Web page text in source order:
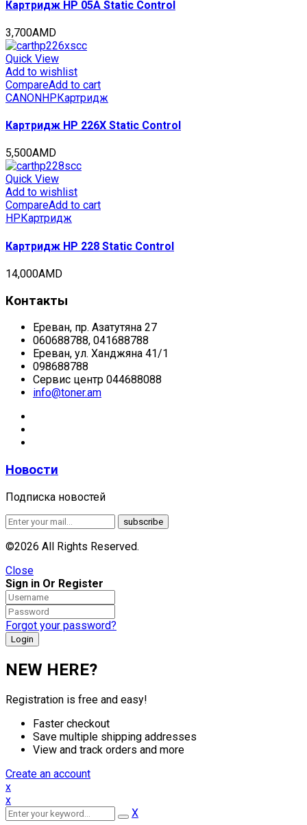
Картридж HP 05A Static Control
3,700AMD
Quick View
Add to wishlist
CompareAdd to cart
CANONHPКартридж
Картридж HP 226X Static Control
5,500AMD
Quick View
Add to wishlist
CompareAdd to cart
HP Картридж
Картридж HP 228 Static Control
14,000AMD
Контакты
Ереван, пр. Азатутяна 27
060688788, 041688788
Ереван, ул. Ханджяна 41/1
098688788
Сервис центр 044688088
info@toner.am
Новости
Подписка новостей
©2026 All Rights Reserved.
Close
Sign in Or Register
Forgot your password?
NEW HERE?
Registration is free and easy!
Faster checkout
Save multiple shipping addresses
View and track orders and more
Create an account
x
x
X